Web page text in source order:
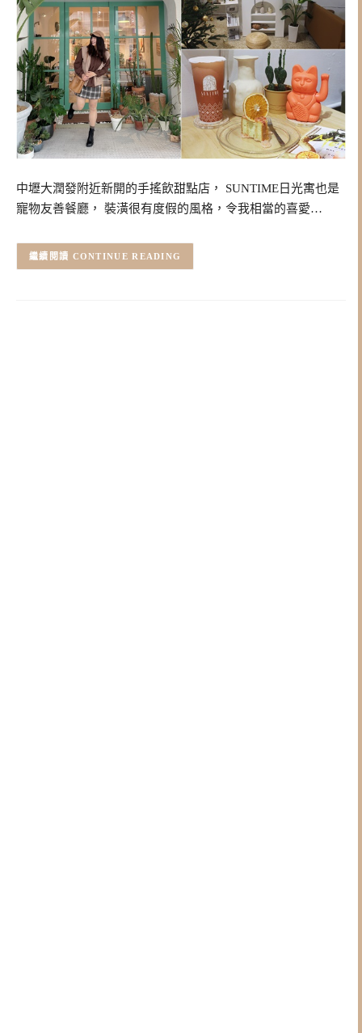
中壢大潤發附近新開的手搖飲甜點店， SUNTIME日光寓也是
寵物友善餐廳， 裝潢很有度假的風格，令我相當的喜愛…
CONTINUE READING